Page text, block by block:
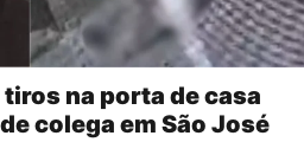
na porta de casa
colega em São José